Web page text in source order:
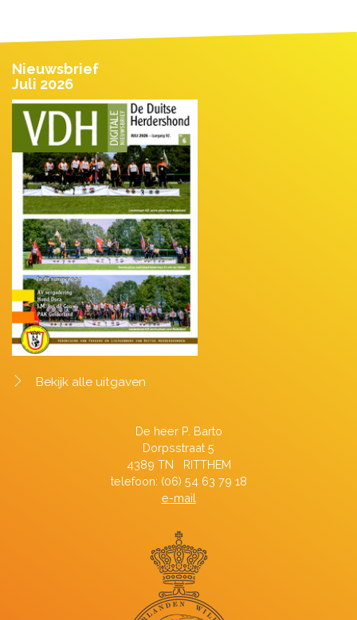
Nieuwsbrief
Juli 2026
Bekijk alle uitgaven
De heer P. Barto
Dorpsstraat 5
4389 TN RITTHEM
telefoon: (06) 54 63 79 18
e-mail